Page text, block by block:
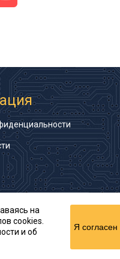
2002—2026
на
cookies.
и об
Я согласен